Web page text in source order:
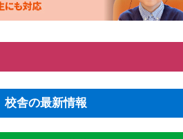
校舎の最新情報